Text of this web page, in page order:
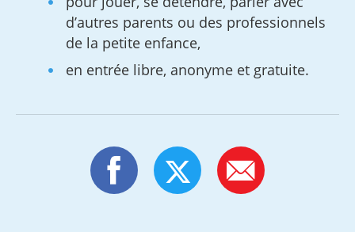
d’autres parents ou des professionnels
de la petite enfance,
en entrée libre, anonyme et gratuite.